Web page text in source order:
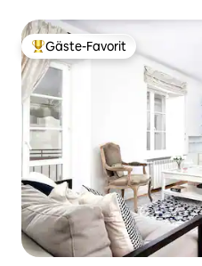
Beliebter Gäste-Favorit.
Gäste-Favorit